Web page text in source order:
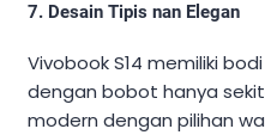
7. Desain Tipis nan Elegan
Vivobook S14 memiliki
dengan bobot hanya
modern dengan pilihan